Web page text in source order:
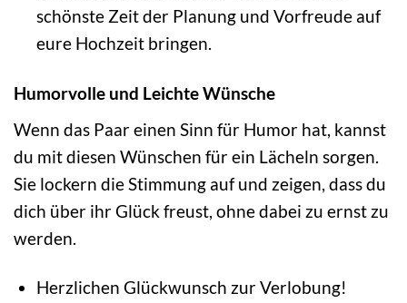
schönste Zeit der Planung und Vorfreude auf
eure Hochzeit bringen.
Humorvolle und Leichte Wünsche
Wenn das Paar einen Sinn für Humor hat, kannst
du mit diesen Wünschen für ein Lächeln sorgen.
Sie lockern die Stimmung auf und zeigen, dass du
dich über ihr Glück freust, ohne dabei zu ernst zu
werden.
Herzlichen Glückwunsch zur Verlobung!